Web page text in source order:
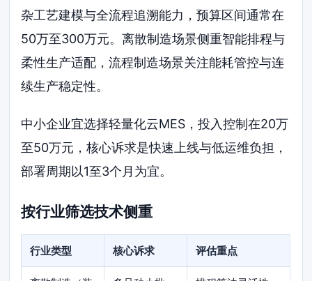
杂工艺建模与全流程追溯能力，预算区间通常在
50万至300万元。离散制造场景侧重智能排程与
柔性生产适配，流程制造场景关注能耗管控与连
续生产稳定性。
中小企业宜选择轻量化云MES，投入控制在20万
至50万元，核心诉求是快速上线与低运维负担，
部署周期以1至3个月为宜。
按行业筛选技术侧重
行业类型 核心诉求 评估重点